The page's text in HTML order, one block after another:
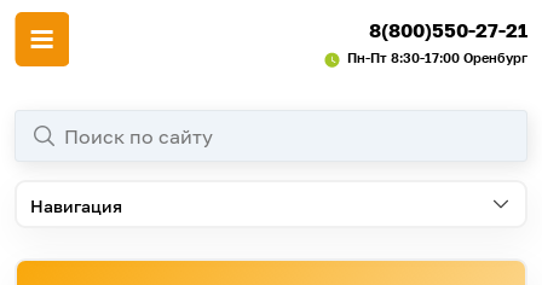
8(800)550-27-21
Пн-Пт 8:30-17:00 Оренбург
Навигация